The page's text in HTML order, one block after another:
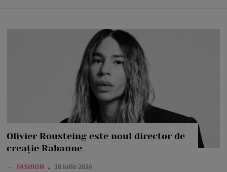
Olivier Rousteing este noul director de
creație Rabanne
— FASHION 18 iulie 2026